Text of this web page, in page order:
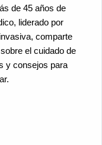
de 45 años de
liderado por
comparte
el cuidado de
y consejos para